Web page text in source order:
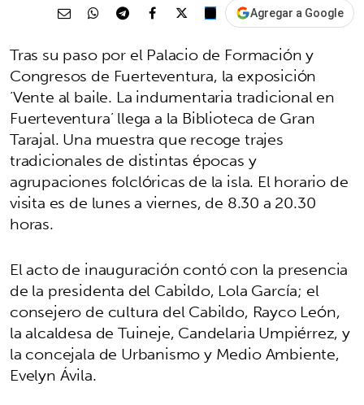
Agregar a Google
Tras su paso por el Palacio de Formación y
Congresos de Fuerteventura, la exposición
‘Vente al baile. La indumentaria tradicional en
Fuerteventura’ llega a la Biblioteca de Gran
Tarajal. Una muestra que recoge trajes
tradicionales de distintas épocas y
agrupaciones folclóricas de la isla. El horario de
visita es de lunes a viernes, de 8.30 a 20.30
horas.
El acto de inauguración contó con la presencia
de la presidenta del Cabildo, Lola García; el
consejero de cultura del Cabildo, Rayco León,
la alcaldesa de Tuineje, Candelaria Umpiérrez, y
la concejala de Urbanismo y Medio Ambiente,
Evelyn Ávila.